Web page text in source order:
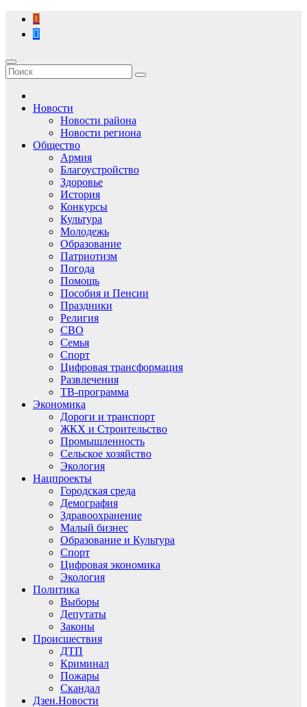
Перейти
содержимому
Новости
Новости района
Новости региона
Общество
Армия
Благоустройство
Здоровье
История
Конкурсы
Культура
Молодежь
Образование
Патриотизм
Погода
Помощь
Пособия и Пенсии
Праздники
Религия
СВО
Семья
Спорт
Цифровая трансформация
Развлечения
ТВ-программа
Экономика
Дороги и транспорт
ЖКХ и Строительство
Промышленность
Сельское хозяйство
Экология
Нацпроекты
Городская среда
Демография
Здравоохранение
Малый бизнес
Образование и Культура
Спорт
Цифровая экономика
Экология
Политика
Выборы
Депутаты
Законы
Происшествия
ДТП
Криминал
Пожары
Скандал
Дзен.Новости